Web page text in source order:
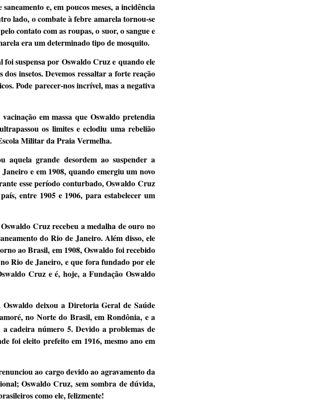
e, em poucos meses, a incidência
lado, o combate à febre amarela tornou-se
contato com as roupas, o suor, o sangue e
era um determinado tipo de mosquito.
suspensa por Oswaldo Cruz e quando ele
insetos. Devemos ressaltar a forte reação
Pode parecer-nos incrível, mas a negativa
em massa que Oswaldo pretendia
os limites e eclodiu uma rebelião
Militar da Praia Vermelha.
aquela grande desordem ao suspender a
e em 1908, quando emergiu um novo
esse período conturbado, Oswaldo Cruz
entre 1905 e 1906, para estabelecer um
Cruz recebeu a medalha de ouro no
do Rio de Janeiro. Além disso, ele
ao Brasil, em 1908, Oswaldo foi recebido
Rio de Janeiro, e que fora fundado por ele
Cruz e é, hoje, a Fundação Oswaldo
deixou a Diretoria Geral de Saúde
no Norte do Brasil, em Rondônia, e a
cadeira número 5. Devido a problemas de
foi eleito prefeito em 1916, mesmo ano em
ao cargo devido ao agravamento da
Oswaldo Cruz, sem sombra de dúvida,
como ele, felizmente!